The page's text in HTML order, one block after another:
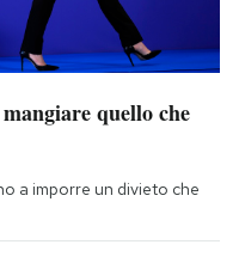
quello che
a imporre un divieto che